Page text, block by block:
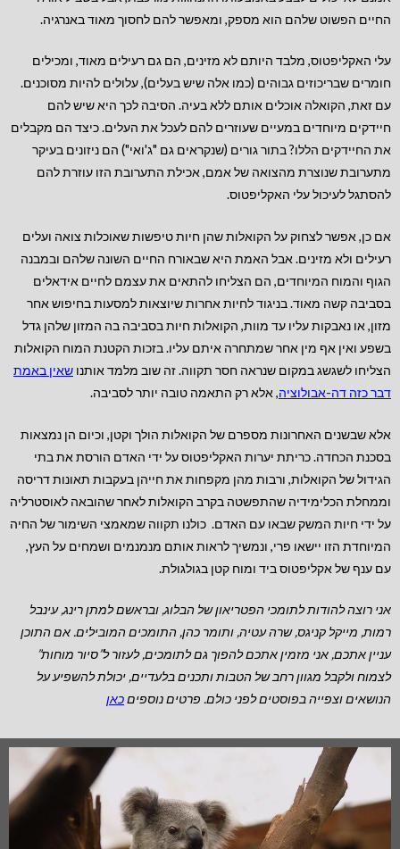
החיים הפשוט שלהם הוא מספק, ומאפשר להם לחסוך מאוד באנרגיה.
עלי האקליפטוס, מלבד היותם לא מזינים, הם גם רעילים מאוד, ומכילים
חומרים שבריכוזים גבוהים (כמו אלה שיש בעלים), עלולים להיות מסוכנים.
עם זאת, הקואלה אוכלים אותם ללא בעיה. הסיבה לכך היא שיש להם
חיידקים מיוחדים במעיים שעוזרים להם לעכל את העלים. כיצד הם מקבלים
את החיידקים הללו? בתור גורים (שנקראים גם "ג'ואי") הם ניזונים בעיקר
מתערובת שנוצרת מהצואה של אמם, אכילת התערובת הזו עוזרת להם
להסתגל לעיכול עלי האקליפטוס.
אם כן, אפשר לצחוק על הקואלות שהן חיות טיפשות שאוכלות צואה ועלים
רעילים ולא מזינים. אבל האמת היא שבאורח החיים השונה שלהם ובמבנה
הגוף והמוח המיוחדים, הם הצליחו להתאים את עצמם לחיים אידאלים
בסביבה קשה מאוד. בניגוד לחיות אחרות שיוצאות למסעות בחיפוש אחר
מזון, או נאבקות עליו עד מוות, הקואלות חיות בסביבה בה המזון שלהן גדל
בשפע ואין אף מין אחר שמתחרה איתם עליו. בזכות הקטנת המוח הקואלות
הצליחו לשגשג במקום שנראה חסר תקווה. זה שוב מלמד אותנו שאין באמת
דבר כזה דה-אבולוציה, אלא רק התאמה טובה יותר לסביבה.
אלא שבשנים האחרונות מספרם של הקואלות הולך וקטן, וכיום הן נמצאות
בסכנת הכחדה. כריתת יערות האקליפטוס על ידי האדם הורסת את בתי
הגידול של הקואלות, ורבות מהן מקפחות את חייהן בעקבות תאונות דריסה
וממחלת הכלימידיה שהתפשטה בקרב הקואלות לאחר שהובאה לאוסטרליה
על ידי חיות המשק שבאו עם האדם. כולנו תקווה שמאמצי השימור של החיה
המיוחדת הזו יישאו פרי, ונמשיך לראות אותם מנמנמים ושמחים על העץ,
עם ענף של אקליפטוס ביד ומוח קטן בגולגולת.
אני רוצה להודות לתומכי הפטריאון של הבלוג, ובראשם למתן רינג, עינבל
רמות, מייקל קניגס, שרה עטיה, ותומר כהן, התומכים המובילים.אם התוכן
עניין אתכם, אני מזמין אתכם להפוך גם לתומכים, לעזור ל”סיור מוחות”
לצמוח ולקבל מגוון רחב של הטבותותכנים בלעדיים, יכולת להשפיע על
הנושאים וצפייה בפוסטים לפני כולם. פרטים נוספיםכאן